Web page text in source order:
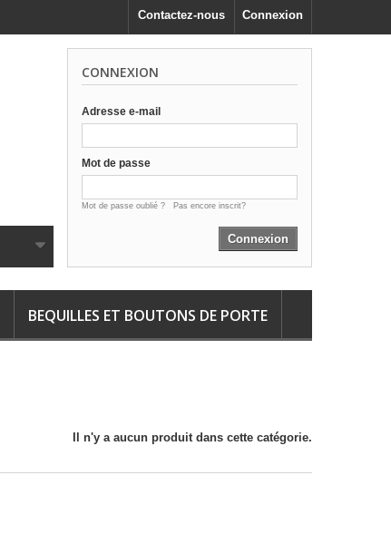
Connexion
Contactez-nous
CONNEXION
Adresse e-mail
Mot de passe
Mot de passe oublié ? Pas encore inscrit?
Connexion
BEQUILLES ET BOUTONS DE PORTE
Il n'y a aucun produit dans cette catégorie.